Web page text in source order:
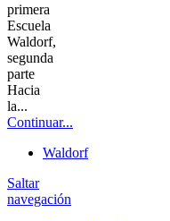
primera
Escuela
Waldorf,
segunda
parte
Hacia
la...
Continuar...
Waldorf
Saltar
navegación